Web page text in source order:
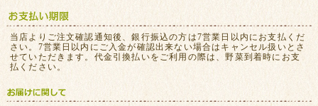
当店よりご注文確認通知後、銀行振込の方は7営業日以内にお支払くだ
さい。7営業日以内にご入金が確認出来ない場合はキャンセル扱いとさ
せていただきます。代金引換払いをご利用の際は、野菜到着時にお支
払ください。